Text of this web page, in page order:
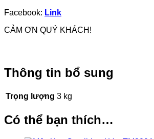
Facebook: Link
CẢM ƠN QUÝ KHÁCH!
Thông tin bổ sung
Trọng lượng 3 kg
Có thể bạn thích…